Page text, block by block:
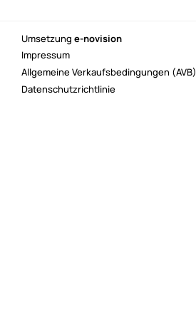
Umsetzung e-novision
Impressum
Allgemeine Verkaufsbedingungen (AVB)
Datenschutzrichtlinie